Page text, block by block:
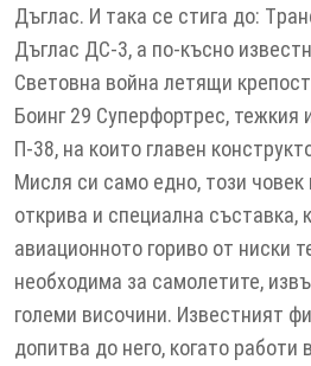
Дъглас. И така се стига до:
Дъглас ДС-3, а по-късно
Световна война летящи
Боинг 29 Суперфортрес, тежкия
П-38, на които главен
Мисля си само едно, този човек
открива и специална съставка,
авиационното гориво от ниски
необходима за самолетите,
големи височини. Известният
допитва до него, когато работи